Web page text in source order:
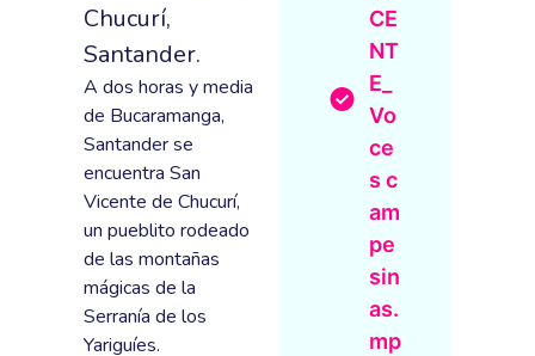
Chucurí,
Santander.
A dos horas y media
de Bucaramanga,
Santander se
encuentra San
Vicente de Chucurí,
un pueblito rodeado
de las montañas
mágicas de la
Serranía de los
Yariguíes.
CE
NT
E_
Vo
ce
s c
am
pe
sin
as.
mp